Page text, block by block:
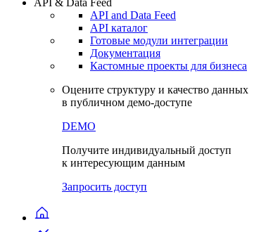
Откройте глобальную базу данных
Получить доступ
API & Data Feed
API and Data Feed
API каталог
Документация
Кастомные проекты для бизнеса
Оцените структуру и качество данных
в публичном демо-доступе
DEMO
Получите индивидуальный доступ